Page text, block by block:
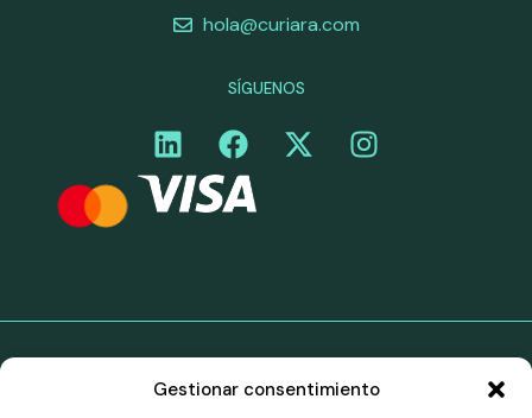
Gestionar consentimiento
hola@curiara.com
SÍGUENOS
de pago de Curiara en el territorio del Espacio